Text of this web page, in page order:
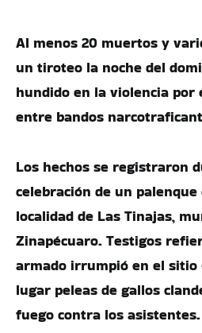
Al menos 20 muertos y
un tiroteo la noche del
hundido en la violencia
entre bandos
Los hechos se registraron
celebración de un
localidad de Las Tinajas,
Zinapécuaro. Testigos
armado irrumpió en el
lugar peleas de gallos
fuego contra los asistentes.